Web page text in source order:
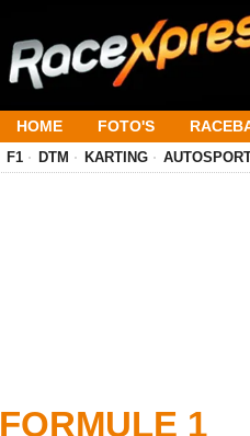
HOME FOTO'S
F1 DTM KARTING
FORMULE 1